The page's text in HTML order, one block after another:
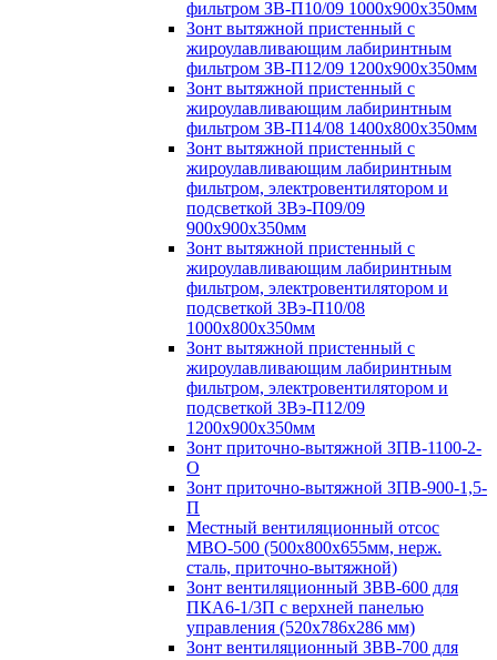
фильтром ЗВ-П10/09 1000х900х350мм
Зонт вытяжной пристенный с
жироулавливающим лабиринтным
фильтром ЗВ-П12/09 1200х900х350мм
Зонт вытяжной пристенный с
жироулавливающим лабиринтным
фильтром ЗВ-П14/08 1400х800х350мм
Зонт вытяжной пристенный с
жироулавливающим лабиринтным
фильтром, электровентилятором и
подсветкой ЗВэ-П09/09
900х900х350мм
Зонт вытяжной пристенный с
жироулавливающим лабиринтным
фильтром, электровентилятором и
подсветкой ЗВэ-П10/08
1000х800х350мм
Зонт вытяжной пристенный с
жироулавливающим лабиринтным
фильтром, электровентилятором и
подсветкой ЗВэ-П12/09
1200х900х350мм
Зонт приточно-вытяжной ЗПВ-1100-2-
О
Зонт приточно-вытяжной ЗПВ-900-1,5-
П
Местный вентиляционный отсос
МВО-500 (500х800х655мм, нерж.
сталь, приточно-вытяжной)
Зонт вентиляционный ЗВВ-600 для
ПКА6-1/3П с верхней панелью
управления (520х786х286 мм)
Зонт вентиляционный ЗВВ-700 для